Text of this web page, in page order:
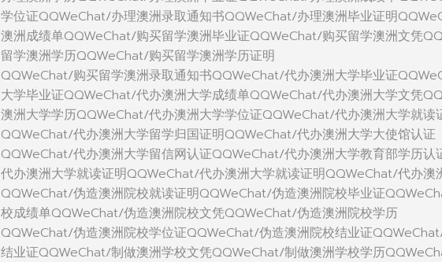
学位证QQWeChat/办理澳洲录取通知书QQWeChat/办理澳洲毕业证明
澳洲成绩单QQWeChat/购买留学澳洲毕业证QQWeChat/购买留学澳洲文凭
留学澳洲学历QQWeChat/购买留学澳洲学历证明
QQWeChat/购买留学澳洲录取通知书QQWeChat/代办澳洲大学毕业证
大学毕业证QQWeChat/代办澳洲大学成绩单QQWeChat/代办澳洲大学文凭
澳洲大学学历QQWeChat/代办澳洲大学学位证QQWeChat/代办澳洲大学就读
QQWeChat/代办澳洲大学留学归国证明QQWeChat/代办澳洲大学大使馆认证
QQWeChat/代办澳洲大学留信网认证QQWeChat/代办澳洲大学教育部学历
代办澳洲大学就读证明QQWeChat/代办澳洲大学就读证明QQWeChat/代办澳
QQWeChat/伪造澳洲院校就读证明QQWeChat/伪造澳洲院校毕业证
校成绩单QQWeChat/伪造澳洲院校文凭QQWeChat/伪造澳洲院校学历
QQWeChat/伪造澳洲院校学位证QQWeChat/伪造澳洲院校结业证
结业证QQWeChat/制做澳洲学校文凭QQWeChat/制做澳洲学校学历